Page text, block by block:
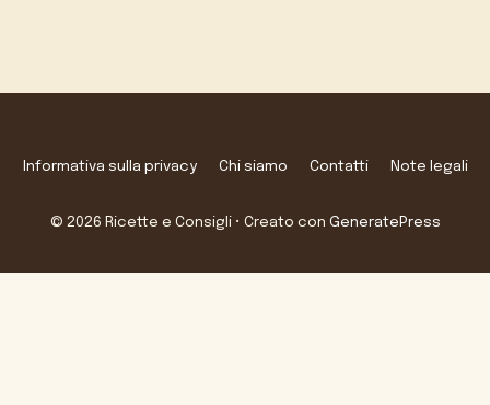
Informativa sulla privacy Chi siamo Contatti Note legali
© 2026 Ricette e Consigli• Creato con GeneratePress